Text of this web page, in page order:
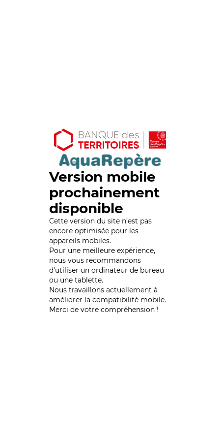
Version mobile
prochainement
disponible
Cette version du site n’est pas
encore optimisée pour les
appareils mobiles.
Pour une meilleure expérience,
nous vous recommandons
d'utiliser un ordinateur de bureau
ou une tablette.
Nous travaillons actuellement à
améliorer la compatibilité mobile.
Merci de votre compréhension !